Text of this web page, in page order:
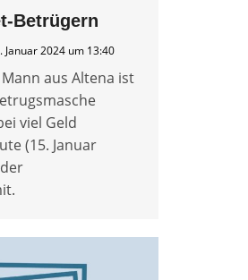
Betrügern
Januar 2024 um 13:40
aus Altena ist
viel Geld
(15. Januar